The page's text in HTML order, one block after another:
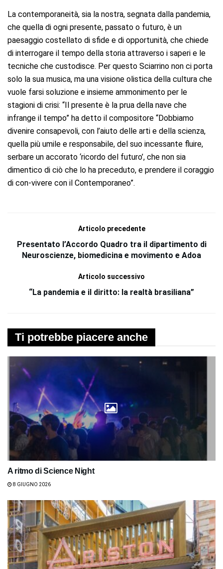
La contemporaneità, sia la nostra, segnata dalla pandemia,
che quella di ogni presente, passato o futuro, è un
paesaggio costellato di sfide e di opportunità, che chiede
di interrogare il tempo della storia attraverso i saperi e le
tecniche che custodisce. Per questo Sciarrino non ci porta
solo la sua musica, ma una visione olistica della cultura che
vuole farsi soluzione e insieme ammonimento per le
stagioni di crisi: “Il presente è la prua della nave che
infrange il tempo” ha detto il compositore “Dobbiamo
divenire consapevoli, con l’aiuto delle arti e della scienza,
quella più umile e responsabile, del suo incessante fluire,
serbare un accorato ‘ricordo del futuro’, che non sia
dimentico di ciò che lo ha preceduto, e prendere il coraggio
di con-vivere con il Contemporaneo”.
Articolo precedente
Presentato l’Accordo Quadro tra il dipartimento di
Neuroscienze, biomedicina e movimento e Adoa
Articolo successivo
“La pandemia e il diritto: la realtà brasiliana”
Ti potrebbe piacere anche
A ritmo di Science Night
8 GIUGNO 2026